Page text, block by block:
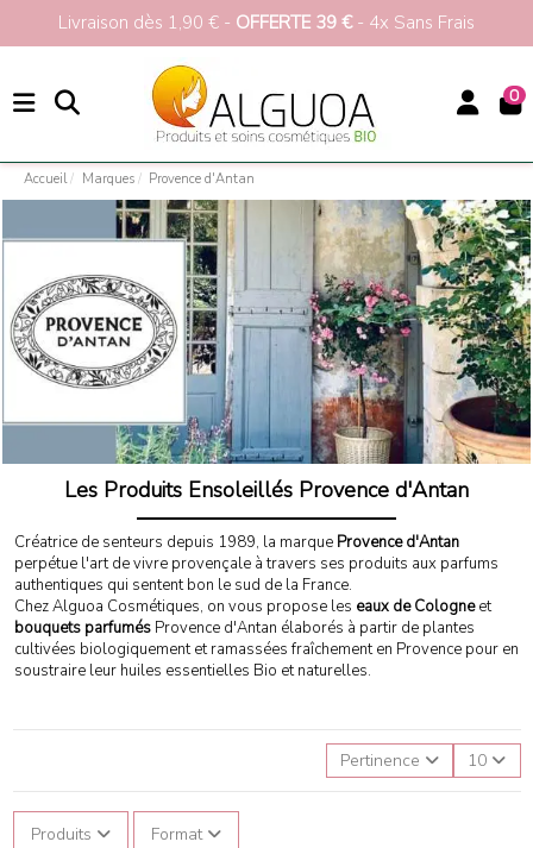
Livraison dès 1,90 € - OFFERTE 39 €- 4x Sans Frais
0
Accueil Marques Provence d'Antan
Provence d'Antan
Les Produits Ensoleillés Provence d'Antan
Créatrice de senteurs depuis 1989, la marque Provence d'Antan
perpétue l'art de vivre provençale à travers ses produits aux parfums
authentiques qui sentent bon le sud de la France.
Chez Alguoa Cosmétiques, on vous propose les eaux de Cologneet
bouquets parfumés Provence d'Antan élaborés à partir de plantes
cultivées biologiquement et ramassées fraîchement en Provence pour en
soustraire leur huiles essentielles Bio et naturelles.
Pertinence 10
Produits Format